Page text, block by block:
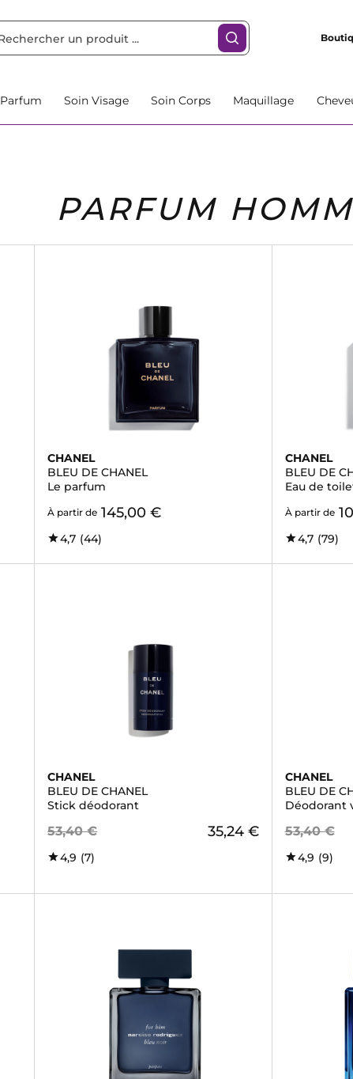
Parfum Soin Visage Soin Corps Maquillage
PARFUM
CHANEL
BLEU DE CHANEL
Le parfum
À partir de 145,00 €
4,7 (44)
CHANEL
BLEU DE
Eau de
À partir de
4,7 (79)
CHANEL
BLEU DE CHANEL
Stick déodorant
53,40 € 35,24 €
4,9 (7)
CHANEL
BLEU DE
Déodorant
53,40 €
4,9 (9)